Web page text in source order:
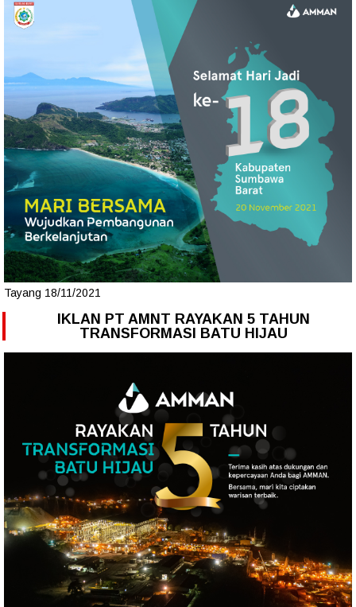
Tayang 18/11/2021
IKLAN PT AMNT RAYAKAN 5 TAHUN
TRANSFORMASI BATU HIJAU